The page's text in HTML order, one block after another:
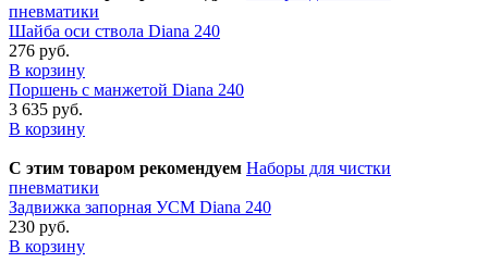
пневматики
Шайба оси ствола Diana 240
276 руб.
В корзину
Поршень с манжетой Diana 240
3 635 руб.
В корзину
С этим товаром рекомендуем Наборы для чистки
пневматики
Задвижка запорная УСМ Diana 240
230 руб.
В корзину